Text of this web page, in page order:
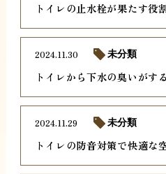
トイレの止水栓が果たす役
トイレから下水の臭いがす
2024.11.30 未分類
トイレの防音対策で快適な
2024.11.29 未分類